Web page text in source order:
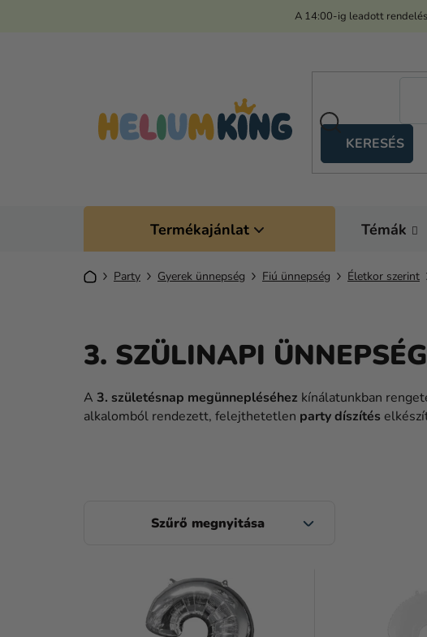
A 14:00-ig leadott
KERESÉS
Termékajánlat Témák
KezdőlapParty Gyerek ünnepség Fiú ünnepség Életkor szerint
3. SZÜLINAPI ÜNNEPSÉG
A 3. születésnap megünnepléséhez kínálatunkban
alkalomból rendezett, felejthetetlen party díszítés